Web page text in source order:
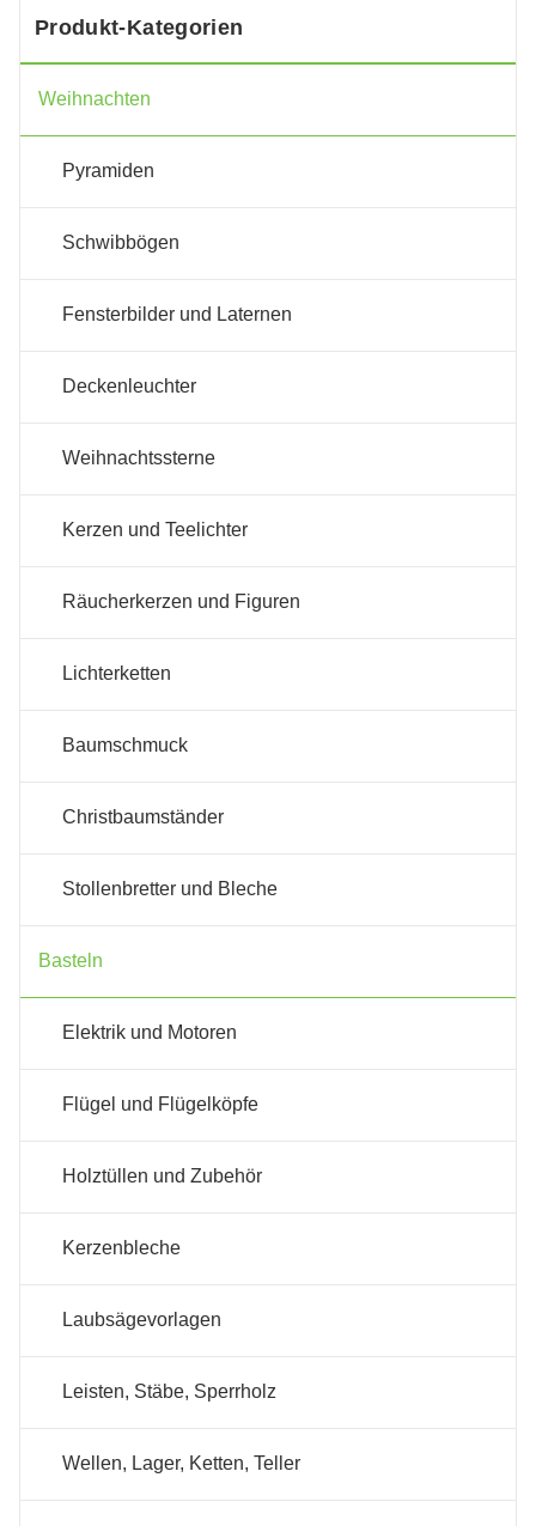
Produkt-Kategorien
Weihnachten
Pyramiden
Schwibbögen
Fensterbilder und Laternen
Deckenleuchter
Weihnachtssterne
Kerzen und Teelichter
Räucherkerzen und Figuren
Lichterketten
Baumschmuck
Christbaumständer
Stollenbretter und Bleche
Basteln
Elektrik und Motoren
Flügel und Flügelköpfe
Holztüllen und Zubehör
Kerzenbleche
Laubsägevorlagen
Leisten, Stäbe, Sperrholz
Wellen, Lager, Ketten, Teller